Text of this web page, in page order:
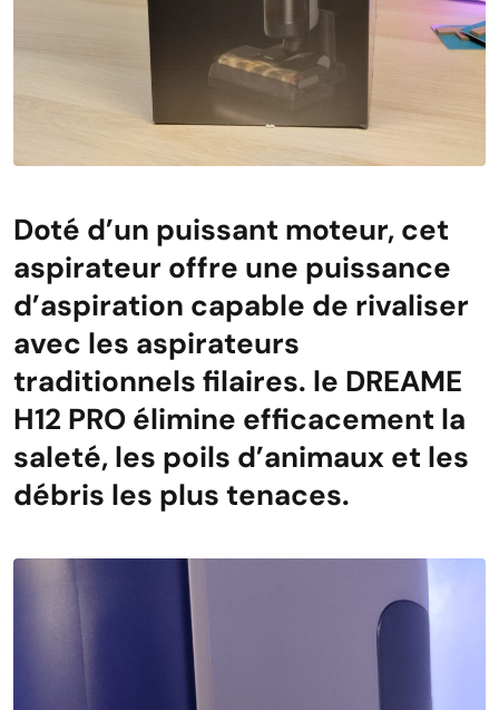
Doté d’un puissant moteur, cet
aspirateur offre une puissance
d’aspiration capable de rivaliser
avec les aspirateurs
traditionnels filaires. le DREAME
H12 PRO élimine efficacement la
saleté, les poils d’animaux et les
débris les plus tenaces.